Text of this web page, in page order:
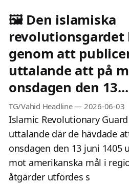
🖼 Den islamiska
revolutionsgardet
genom att
uttalande att på
onsdagen den 13...
TG/Vahid Headline— 2026-06-03
Islamic Revolutionary
uttalande där de hävdade
onsdagen den 13 juni
mot amerikanska mål i
åtgärder utfördes s